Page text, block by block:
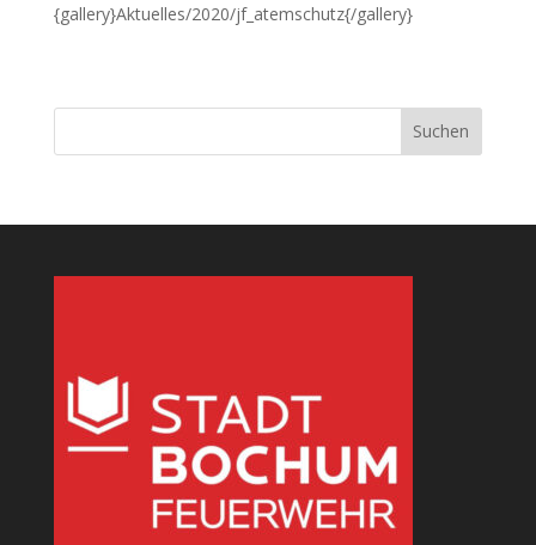
{gallery}Aktuelles/2020/jf_atemschutz{/gallery}
Suchen